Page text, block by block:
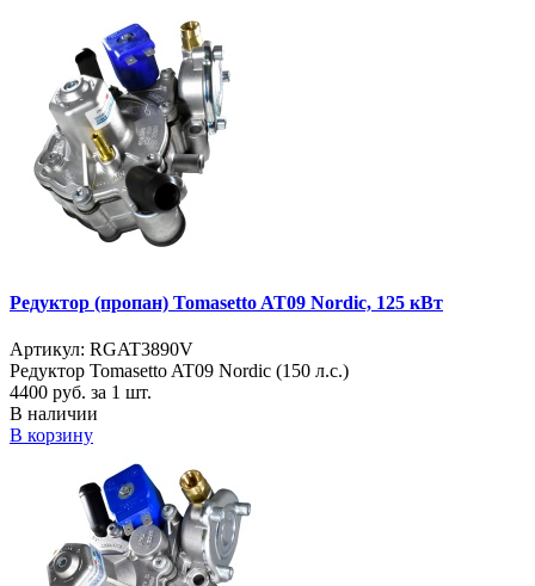
Редуктор (пропан) Tomasetto AT09 Nordic, 125 кВт
Артикул: RGAT3890V
Редуктор Tomasetto AT09 Nordic (150 л.с.)
4400 руб. за 1 шт.
В наличии
В корзину